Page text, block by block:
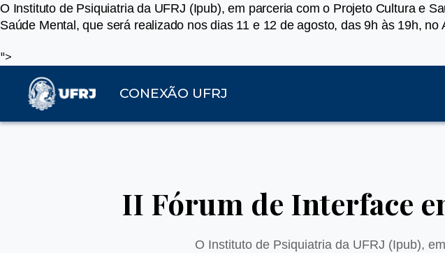
O Instituto de Psiquiatria da UFRJ (Ipub), em parceria com o Projeto Cultura e
Saúde Mental, que será realizado nos dias 11 e 12 de agosto, das 9h às 19h, no
">
CONEXÃO UFRJ
II Fórum de Interface
O Instituto de Psiquiatria da UFRJ (Ipub),